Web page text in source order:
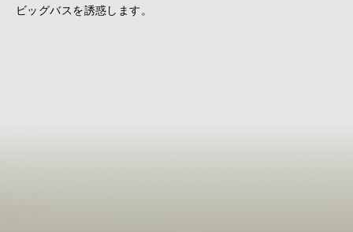
ビッグバスを誘惑します。